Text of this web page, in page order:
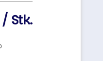
Stk.